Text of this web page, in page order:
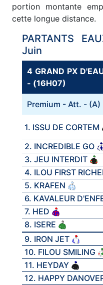
portion montante
cette longue distance.
PARTANTS
Juin
4 GRAND PX
- (16H07)
Premium - Att. -
1. ISSU DE CORTEM
2. INCREDIBLE GO
3. JEU INTERDIT
4. ILOU FIRST
5. KRAFEN
6. KAVALEUR
7. HED
8. ISERE
9. IRON JET
10. FILOU SMILING
11. HEYDAY
12. HAPPY